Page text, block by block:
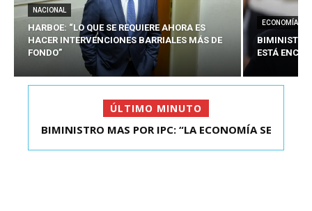
NACIONAL
HARBOE: “LO QUE SE REQUIERE AHORA ES
HACER INTERVENCIONES BARRIALES MÁS DE
FONDO”
ECONOMÍA
BIMINISTRO
ESTÁ
ÚLTIMO MINUTO
KAST SE REUNIÓ CON EL PRESIDENTE ELECTO DE
BIMINISTRO MAS POR IPC: “LA ECONOMÍA SE